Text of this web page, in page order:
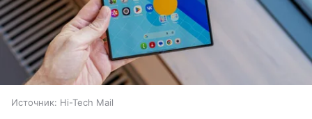
Источник: Hi-Tech Mail